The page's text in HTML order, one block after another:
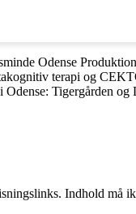
Odense
terapi og
Tigergården og
Indhold må